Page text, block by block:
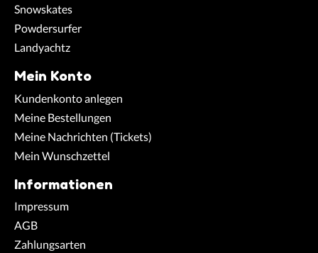
Snowskates
Powdersurfer
Landyachtz
Mein Konto
Kundenkonto anlegen
Meine Bestellungen
Meine Nachrichten (Tickets)
Mein Wunschzettel
Informationen
Impressum
AGB
Zahlungsarten